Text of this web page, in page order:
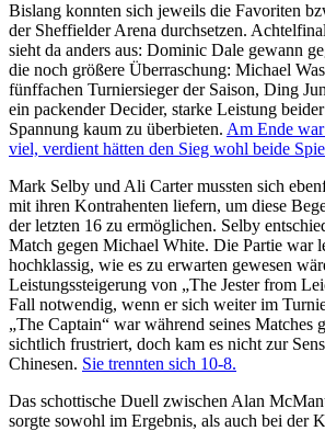
Bislang konnten sich jeweils die Favoriten
der Sheffielder Arena durchsetzen.
sieht da anders aus: Dominic Dale gewann
die noch größere Überraschung: Michael
fünffachen Turniersieger der Saison, Ding
ein packender Decider, starke Leistung
Spannung kaum zu überbieten. Am Ende
viel, verdient hätten den Sieg wohl beide
Mark Selby und Ali Carter mussten sich
mit ihren Kontrahenten liefern, um diese
der letzten 16 zu ermöglichen. Selby
Match gegen Michael White. Die Partie war
hochklassig, wie es zu erwarten gewesen
Leistungssteigerung von „The Jester from
Fall notwendig, wenn er sich weiter im
„The Captain“ war während seines Matches
sichtlich frustriert, doch kam es nicht zur
Chinesen. Sie trennten sich 10-8.
Das schottische Duell zwischen Alan
sorgte sowohl im Ergebnis, als auch bei der